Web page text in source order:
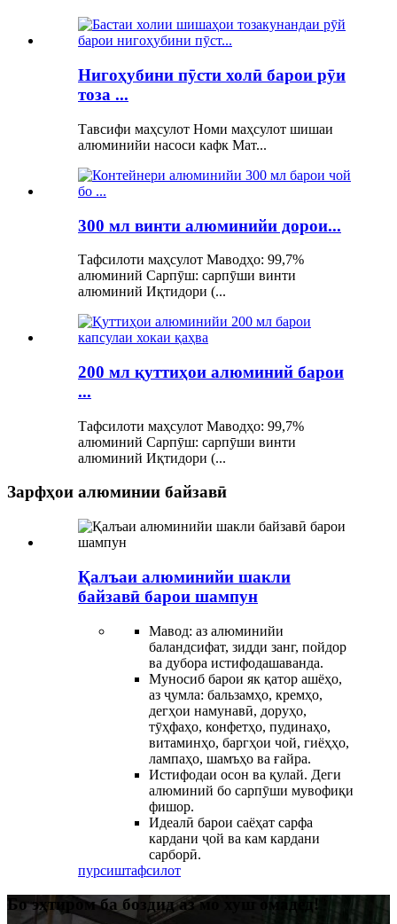
Нигоҳубини пӯсти холӣ барои рӯи
тоза ...
Тавсифи маҳсулот Номи маҳсулот шишаи
алюминийи насоси кафк Мат...
300 мл винти алюминийи дорои...
Тафсилоти маҳсулот Маводҳо: 99,7%
алюминий Сарпӯш: сарпӯши винти
алюминий Иқтидори (...
200 мл қуттиҳои алюминий барои
...
Тафсилоти маҳсулот Маводҳо: 99,7%
алюминий Сарпӯш: сарпӯши винти
алюминий Иқтидори (...
Зарфҳои алюминии байзавӣ
Қалъаи алюминийи шакли
байзавӣ барои шампун
Мавод: аз алюминийи
баландсифат, зидди занг, пойдор
ва дубора истифодашаванда.
Муносиб барои як қатор ашёҳо,
аз ҷумла: бальзамҳо, кремҳо,
дегҳои намунавӣ, доруҳо,
тӯҳфаҳо, конфетҳо, пудинаҳо,
витаминҳо, баргҳои чой, гиёҳҳо,
лампаҳо, шамъҳо ва ғайра.
Истифодаи осон ва қулай. Деги
алюминий бо сарпӯши мувофиқи
фишор.
Идеалӣ барои саёҳат сарфа
кардани ҷой ва кам кардани
сарборӣ.
пурсиштафсилот
Бо эҳтиром ба боздид аз мо хуш омадед!